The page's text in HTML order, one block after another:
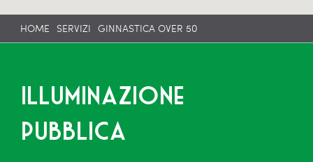
HOME SERVIZI GINNASTICA OVER 50
Illuminazione
pubblica